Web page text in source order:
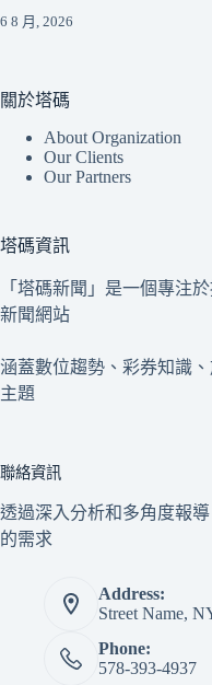
6 8 月, 2026
關於塔碼
About Organization
Our Clients
Our Partners
塔碼資訊
「塔碼新聞」是一個專注
新聞網站
涵蓋數位趨勢、彩券知識
主題
聯絡資訊
透過深入分析和多角度報
的需求
Address:
Street Name,
Phone:
578-393-4937